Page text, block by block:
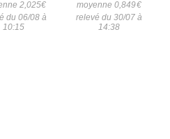
2,025€
du 06/08 à
10:15
moyenne 0,849€
relevé du 30/07 à
14:38